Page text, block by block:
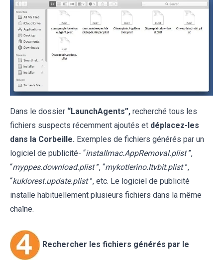
Dans le dossier “LaunchAgents”, recherché tous les
fichiers suspects récemment ajoutés et déplacez-les
dans la Corbeille. Exemples de fichiers générés par un
logiciel de publicité- “installmac.AppRemoval.plist ”,
“myppes.download.plist ”, “mykotlerino.ltvbit.plist ”,
“kuklorest.update.plist ”, etc. Le logiciel de publicité
installe habituellement plusieurs fichiers dans la même
chaîne.
Rechercher les fichiers générés par le